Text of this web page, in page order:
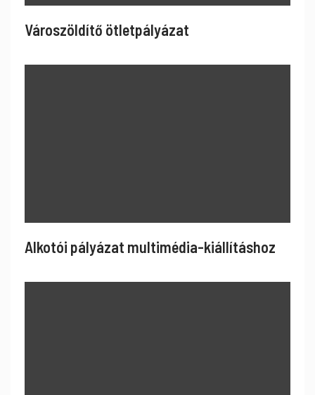
Városzöldítő ötletpályázat
Alkotói pályázat multimédia-kiállításhoz